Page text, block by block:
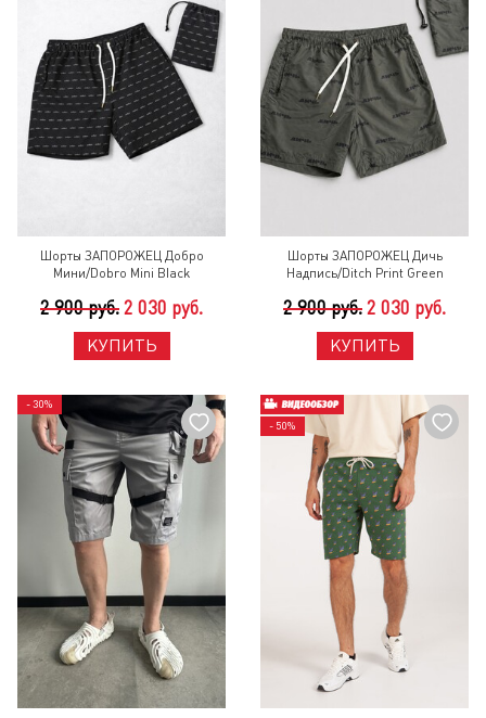
Шорты ЗАПОРОЖЕЦ Добро
Мини/Dobro Mini Black
2 900 руб. 2 030 руб.
КУПИТЬ
Шорты ЗАПОРОЖЕЦ Дичь
Надпись/Ditch Print Green
2 900 руб. 2 030 руб.
КУПИТЬ
- 30%
- 50%